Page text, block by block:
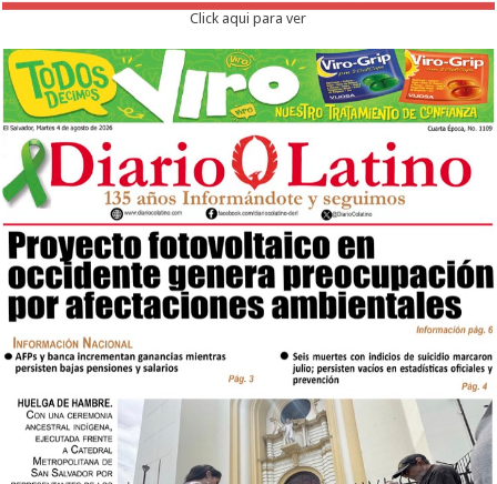
Click aqui para ver